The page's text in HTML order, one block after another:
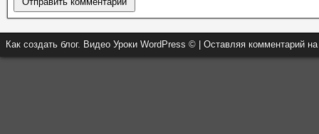
Как создать блог. Видео Уроки WordPress © | Оставляя комментарий